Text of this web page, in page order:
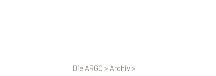
Die ARGO > Archiv>